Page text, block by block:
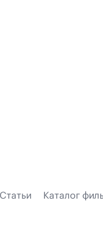
Статьи Каталог